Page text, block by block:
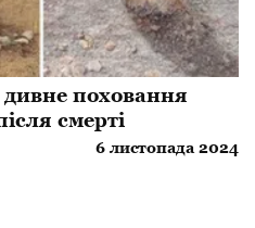
поховання
смерті
6 листопада 2024